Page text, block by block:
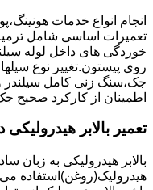
انجام انواع خدمات
تعمیرات اساسی شامل
خوردگی های داخل لوله
روی پیستون.تغییر نوع
جک،سنگ زنی کامل سیلندر
اطمینان از کارکرد صحیح
تعمیر بالابر
بالابر هیدرولیکی به زبان
هیدرولیک(روغن)استفاده